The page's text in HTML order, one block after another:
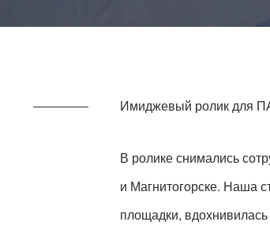
Имиджевый ролик для
В ролике снимались
и Магнитогорске. Наша
площадки,